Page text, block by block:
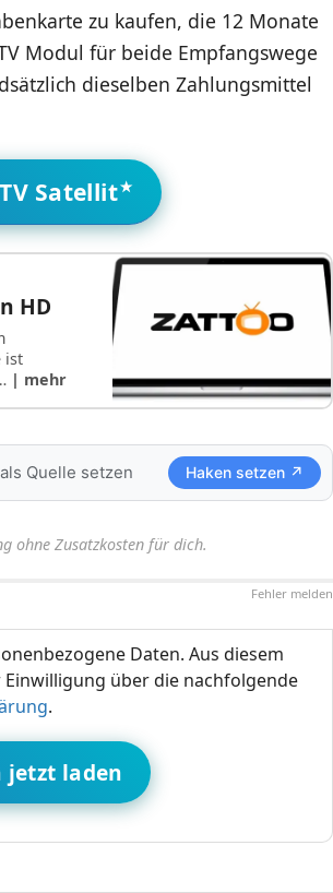
zu kaufen, die 12 Monate
Modul für beide Empfangswege
dieselben Zahlungsmittel
Satellit
HD
ist
| mehr
Quelle setzen Haken setzen ↗
ohne Zusatzkosten für dich.
Fehler melden
Daten. Aus diesem
über die nachfolgende
.
jetzt laden